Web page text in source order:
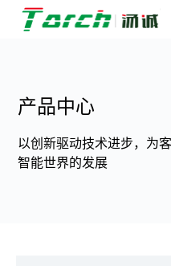
跳
产品中心
以创新驱动技术进步，为
智能世界的发展